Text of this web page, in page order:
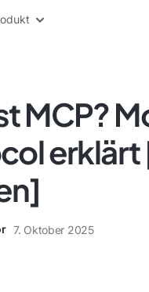
MCP?
erklärt
7. Oktober 2025